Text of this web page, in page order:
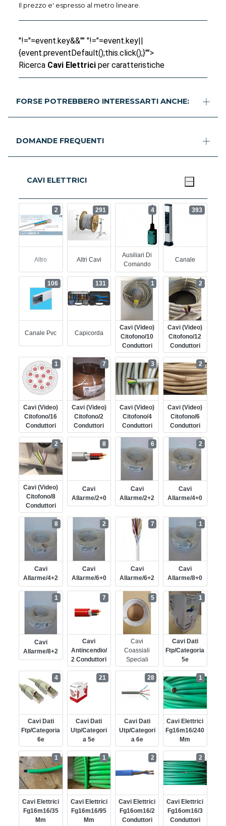
Il prezzo e' espresso al metro lineare.
"!="=event.key&&"" "!="=event.key||
{event.preventDefault();this.click();}"">
Ricerca Cavi Elettriciper caratteristiche
FORSE POTREBBERO INTERESSARTI ANCHE:
DOMANDE FREQUENTI
CAVI ELETTRICI
Altro
2
Altri Cavi
291
Ausiliari Di
Comando
4
Canale
393
Canale Pvc
106
Capicorda
131
Cavi (video)
Citofono/10
Conduttori
1
Cavi (video)
Citofono/12
Conduttori
2
Cavi (video)
Citofono/16
Conduttori
1
Cavi (video)
Citofono/2
Conduttori
7
Cavi (video)
Citofono/4
Conduttori
3
Cavi (video)
Citofono/6
Conduttori
2
Cavi (video)
Citofono/8
Conduttori
2
Cavi
Allarme/2+0
8
Cavi
Allarme/2+2
6
Cavi
Allarme/4+0
2
Cavi
Allarme/4+2
8
Cavi
Allarme/6+0
2
Cavi
Allarme/6+2
7
Cavi
Allarme/8+0
1
Cavi
Allarme/8+2
1
Cavi
Antincendio/
2 Conduttori
7
Cavi
Coassiali
Speciali
5
Cavi Dati
Ftp/categoria
5e
1
Cavi Dati
Ftp/categoria
6e
4
Cavi Dati
Utp/categori
A 5e
21
Cavi Dati
Utp/categori
A 6e
28
Cavi Elettrici
Fg16m16/240
Mm
1
Cavi Elettrici
Fg16m16/35
Mm
1
Cavi Elettrici
Fg16m16/95
Mm
1
Cavi Elettrici
Fg16om16/2
Conduttori
2
Cavi Elettrici
Fg16om16/3
Conduttori
2